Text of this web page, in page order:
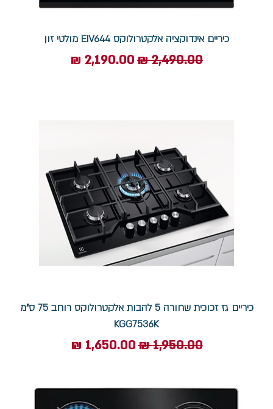
כיריים אינדוקציה אלקטרולוקס EIV644 מולטי זון
מחיר רגיל מחיר מבצע
כיריים גז זכוכית שחורה 5 להבות אלקטרולוקס רוחב 75 ס"מ
KGG7536K
מחיר רגיל‏1,950.00 ‏₪ מחיר מבצע